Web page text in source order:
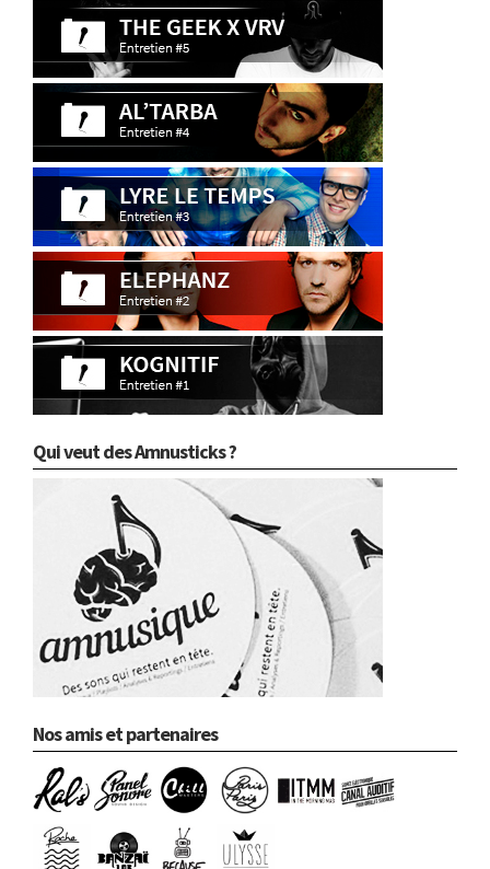
Qui veut des Amnusticks ?
Nos amis et partenaires